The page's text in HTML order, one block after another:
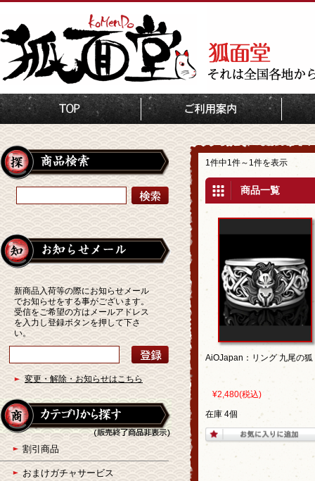
1件中1件～1件を表示
商品一覧
AiOJapan：リング 九尾の狐
¥2,480(税込)
在庫 4個
新商品入荷等の際にお知らせメール
でお知らせをする事がございます。
受信をご希望の方はメールアドレス
を入力し登録ボタンを押して下さ
い。
変更・解除・お知らせはこちら
割引商品
おまけガチャサービス